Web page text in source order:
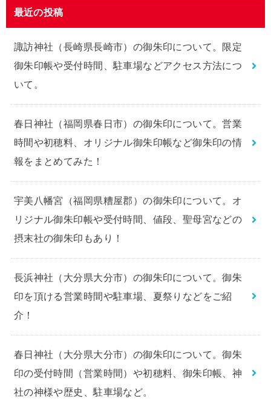
最近の投稿
諏訪神社（長崎県長崎市）の御朱印について。限定
御朱印帳や受付時間、駐車場などアクセス方法につ
いて。
春日神社（福岡県春日市）の御朱印について。営業
時間や初穂料、オリジナル御朱印帳など御朱印の情
報をまとめてみた！
宇美八幡宮（福岡県糟屋郡）の御朱印について。オ
リジナル御朱印帳や受付時間、値段、聖母宮などの
摂末社の御朱印もあり！
長浜神社（大分県大分市）の御朱印について。御朱
印を頂ける営業時間や駐車場、夏祭りなどをご紹
介！
春日神社（大分県大分市）の御朱印について。御朱
印の受付時間（営業時間）や初穂料、御朱印帳、神
社の神様や歴史、駐車場など。